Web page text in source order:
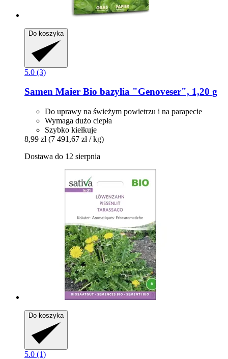
Do koszyka
5.0 (3)
Samen Maier Bio bazylia "Genoveser", 1,20 g
Do uprawy na świeżym powietrzu i na parapecie
Wymaga dużo ciepła
Szybko kiełkuje
8,99 zł (7 491,67 zł / kg)
Dostawa do 12 sierpnia
Do koszyka
5.0 (1)